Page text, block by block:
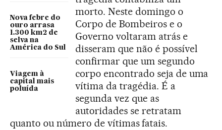
Nova febre do
ouro arrasa
1.300 km2 de
selva na
América do Sul
Viagem à
capital mais
poluída
morto. Neste domingo o
Corpo de Bombeiros e o
Governo voltaram atrás e
disseram que não é possível
confirmar que um segundo
corpo encontrado seja de uma
vítima da tragédia. É a
segunda vez que as
autoridades se retratam
quanto ou número de vítimas fatais.